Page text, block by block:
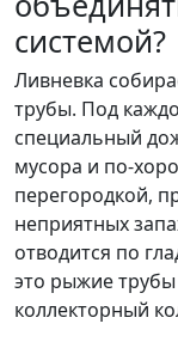
системой?
Ливневка
трубы. Под
специальный
мусора и по-
перегородкой,
неприятных
отводится по
это рыжие
коллекторный